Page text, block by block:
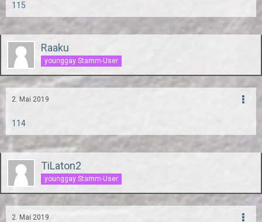
115
Raaku
younggay Stamm-User
2. Mai 2019
114
TiLaton2
younggay Stamm-User
2. Mai 2019